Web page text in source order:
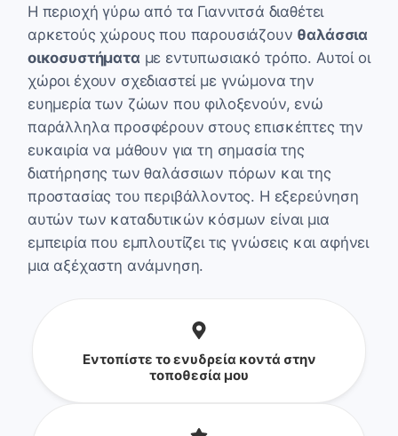
Η περιοχή γύρω από τα Γιαννιτσά διαθέτει
αρκετούς χώρους που παρουσιάζουν θαλάσσια
οικοσυστήματα με εντυπωσιακό τρόπο. Αυτοί οι
χώροι έχουν σχεδιαστεί με γνώμονα την
ευημερία των ζώων που φιλοξενούν, ενώ
παράλληλα προσφέρουν στους επισκέπτες την
ευκαιρία να μάθουν για τη σημασία της
διατήρησης των θαλάσσιων πόρων και της
προστασίας του περιβάλλοντος. Η εξερεύνηση
αυτών των καταδυτικών κόσμων είναι μια
εμπειρία που εμπλουτίζει τις γνώσεις και αφήνει
μια αξέχαστη ανάμνηση.
Εντοπίστε το ενυδρεία κοντά στην
τοποθεσία μου